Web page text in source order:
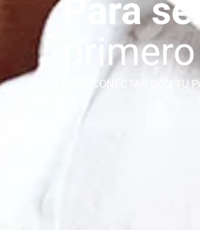
PARA CONECTAR CON TU